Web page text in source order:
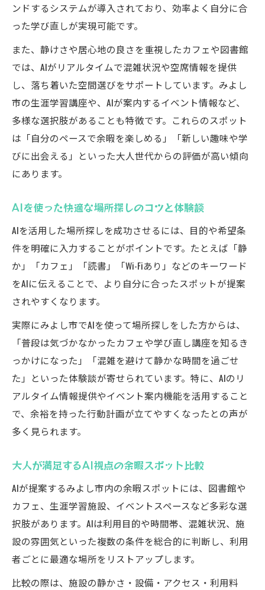
ンドするシステムが導入されており、効率よく自分に合
った学び直しが実現可能です。
また、静けさや居心地の良さを重視したカフェや図書館
では、AIがリアルタイムで混雑状況や空席情報を提供
し、落ち着いた空間選びをサポートしています。みよし
市の生涯学習講座や、AIが案内するイベント情報など、
多様な選択肢があることも特徴です。これらのスポット
は「自分のペースで余暇を楽しめる」「新しい趣味や学
びに出会える」といった大人世代からの評価が高い傾向
にあります。
AIを使った快適な場所探しのコツと体験談
AIを活用した場所探しを成功させるには、目的や希望条
件を明確に入力することがポイントです。たとえば「静
か」「カフェ」「読書」「Wi-Fiあり」などのキーワード
をAIに伝えることで、より自分に合ったスポットが提案
されやすくなります。
実際にみよし市でAIを使って場所探しをした方からは、
「普段は気づかなかったカフェや学び直し講座を知るき
っかけになった」「混雑を避けて静かな時間を過ごせ
た」といった体験談が寄せられています。特に、AIのリ
アルタイム情報提供やイベント案内機能を活用すること
で、余裕を持った行動計画が立てやすくなったとの声が
多く見られます。
大人が満足するAI視点の余暇スポット比較
AIが提案するみよし市内の余暇スポットには、図書館や
カフェ、生涯学習施設、イベントスペースなど多彩な選
択肢があります。AIは利用目的や時間帯、混雑状況、施
設の雰囲気といった複数の条件を総合的に判断し、利用
者ごとに最適な場所をリストアップします。
比較の際は、施設の静かさ・設備・アクセス・利用料